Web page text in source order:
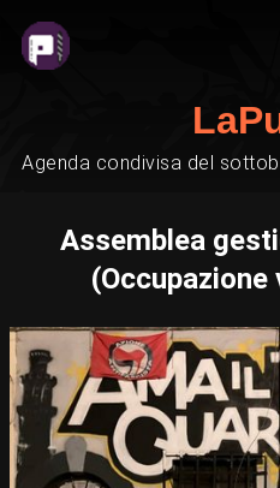
Agenda condivisa del
Assemblea
(Occupazione